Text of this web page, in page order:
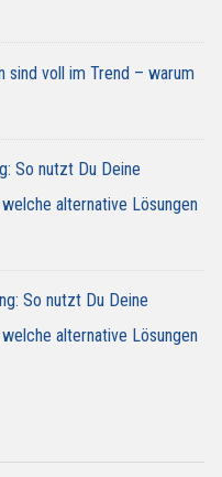
sind voll im Trend – warum
So nutzt Du Deine
alternative Lösungen
So nutzt Du Deine
alternative Lösungen